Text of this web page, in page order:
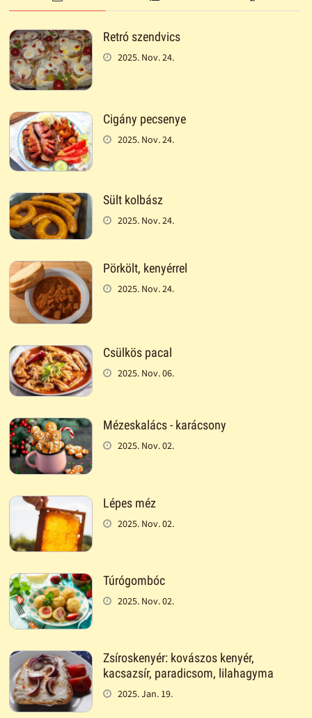
Retró szendvics
2025. Nov. 24.
Cigány pecsenye
2025. Nov. 24.
Sült kolbász
2025. Nov. 24.
Pörkölt, kenyérrel
2025. Nov. 24.
Csülkös pacal
2025. Nov. 06.
Mézeskalács - karácsony
2025. Nov. 02.
Lépes méz
2025. Nov. 02.
Túrógombóc
2025. Nov. 02.
Zsíroskenyér: kovászos kenyér,
kacsazsír, paradicsom, lilahagyma
2025. Jan. 19.